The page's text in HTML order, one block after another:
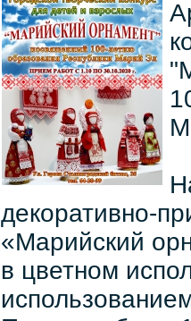
декоративно-
«Марийский
в цветном